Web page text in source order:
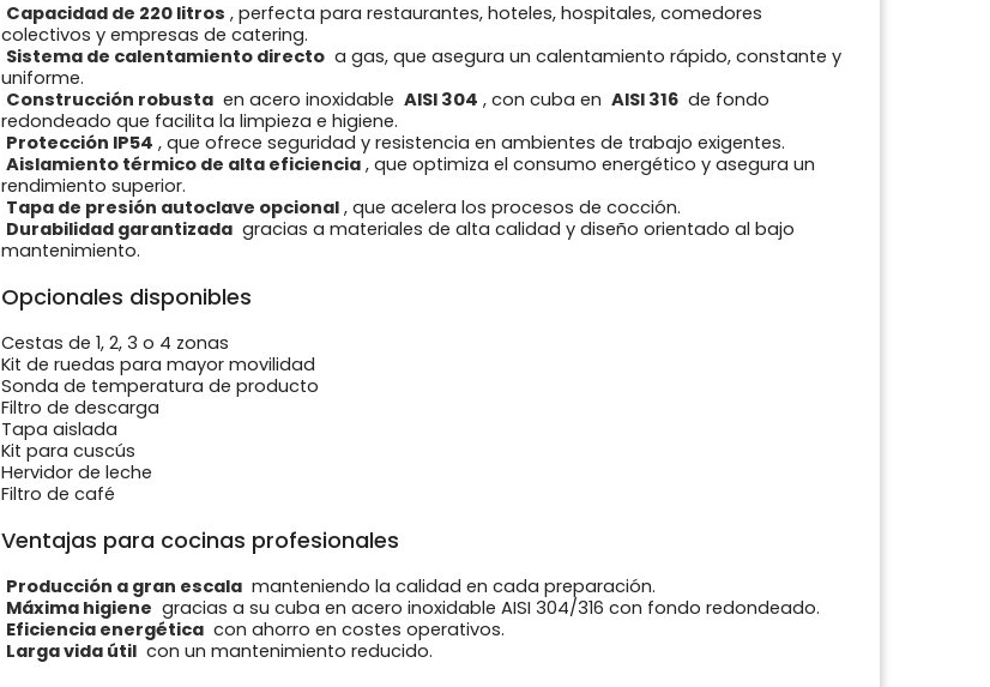
Capacidad de 220 litros , perfecta para restaurantes, hoteles, hospitales, comedores
colectivos y empresas de catering.
Sistema de calentamiento directo a gas, que asegura un calentamiento rápido, constante y
uniforme.
Construcción robusta en acero inoxidable AISI 304 , con cuba en AISI 316 de fondo
redondeado que facilita la limpieza e higiene.
Protección IP54 , que ofrece seguridad y resistencia en ambientes de trabajo exigentes.
Aislamiento térmico de alta eficiencia , que optimiza el consumo energético y asegura un
rendimiento superior.
Tapa de presión autoclave opcional , que acelera los procesos de cocción.
Durabilidad garantizada gracias a materiales de alta calidad y diseño orientado al bajo
mantenimiento.
Opcionales disponibles
Cestas de 1, 2, 3 o 4 zonas
Kit de ruedas para mayor movilidad
Sonda de temperatura de producto
Filtro de descarga
Tapa aislada
Kit para cuscús
Hervidor de leche
Filtro de café
Ventajas para cocinas profesionales
Producción a gran escala manteniendo la calidad en cada preparación.
Máxima higiene gracias a su cuba en acero inoxidable AISI 304/316 con fondo redondeado.
Eficiencia energética con ahorro en costes operativos.
Larga vida útil con un mantenimiento reducido.